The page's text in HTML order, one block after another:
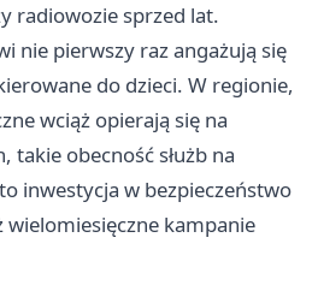
radiowozie sprzed lat.
nie pierwszy raz angażują się
do dzieci. W regionie,
wciąż opierają się na
takie obecność służb na
inwestycja w bezpieczeństwo
kampanie